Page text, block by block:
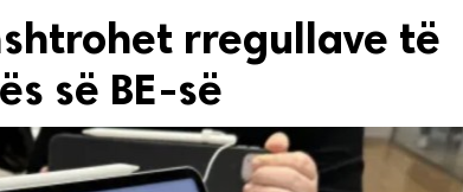
rregullave të
së BE-së